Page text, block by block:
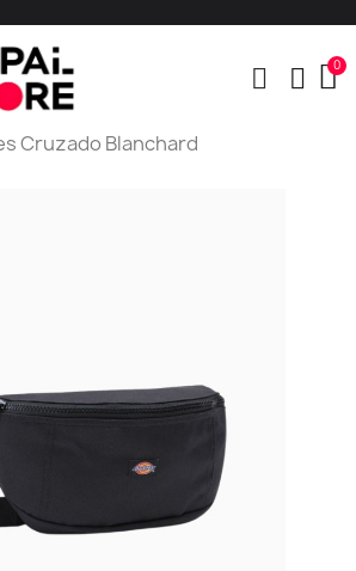
Cruzado Blanchard